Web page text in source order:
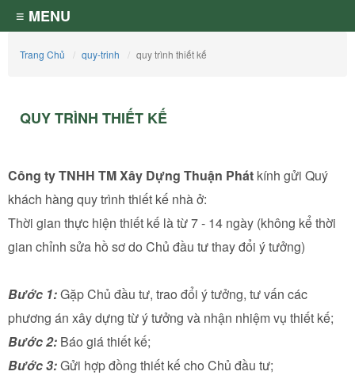
≡ MENU
Trang Chủ quy-trinh quy trình thiết kế
QUY TRÌNH THIẾT KẾ
Công ty TNHH TM Xây Dựng Thuận Phát kính gửi Quý
khách hàng quy trình thiết kế nhà ở:
Thời gian thực hiện thiết kế là từ 7 - 14 ngày (không kể thời
gian chỉnh sửa hồ sơ do Chủ đầu tư thay đổi ý tưởng)
Bước 1:Gặp Chủ đầu tư, trao đổi ý tưởng, tư vấn các
phương án xây dựng từ ý tưởng và nhận nhiệm vụ thiết kế;
Bước 2: Báo giá thiết kế;
Bước 3:Gửi hợp đồng thiết kế cho Chủ đầu tư;